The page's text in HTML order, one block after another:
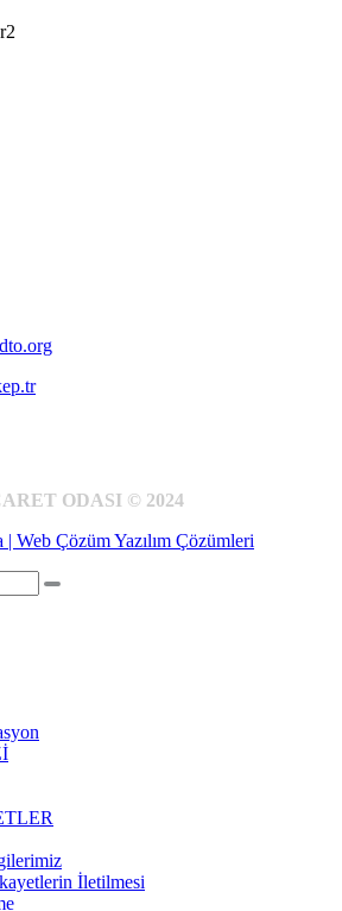
ODASI © 2024
İletilmesi